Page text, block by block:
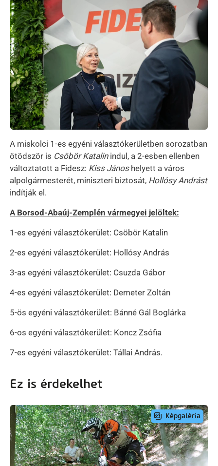
Kép
A miskolci 1-es egyéni választókerületben sorozatban
ötödször is Csöbör Katalinindul, a 2-esben ellenben
változtatott a Fidesz: Kiss Jánoshelyett a város
alpolgármesterét, miniszteri biztosát, Hollósy Andrást
indítják el.
A Borsod-Abaúj-Zemplén vármegyei jelöltek:
1-es egyéni választókerület: Csöbör Katalin
2-es egyéni választókerület: Hollósy András
3-as egyéni választókerület: Csuzda Gábor
4-es egyéni választókerület: Demeter Zoltán
5-ös egyéni választókerület: Bánné Gál Boglárka
6-os egyéni választókerület: Koncz Zsófia
7-es egyéni választókerület: Tállai András.
Ez is érdekelhet
Képgaléria